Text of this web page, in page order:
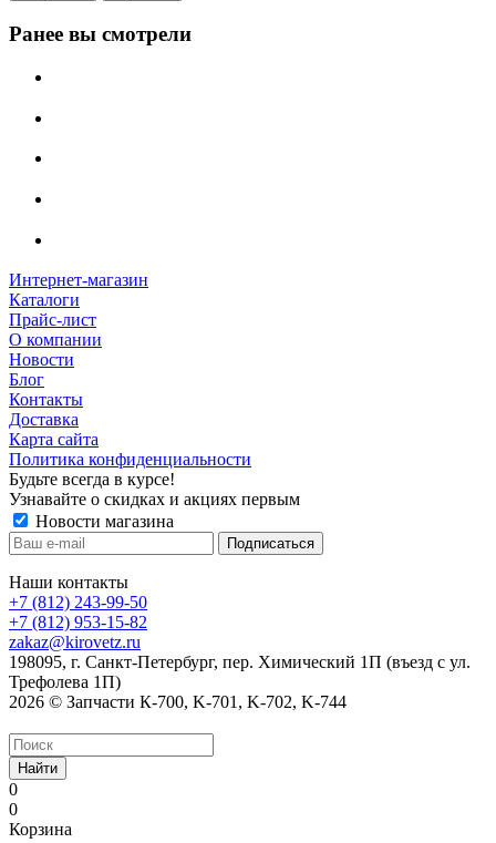
Ранее вы смотрели
Интернет-магазин
Каталоги
Прайс-лист
О компании
Новости
Блог
Контакты
Доставка
Карта сайта
Политика конфиденциальности
Будьте всегда в курсе!
Узнавайте о скидках и акциях первым
Новости магазина
Наши контакты
+7 (812) 243-99-50
+7 (812) 953-15-82
zakaz@kirovetz.ru
198095, г. Санкт-Петербург, пер. Химический 1П (въезд с ул.
Трефолева 1П)
2026 © Запчасти К-700, K-701, K-702, K-744
Найти
0
0
Корзина